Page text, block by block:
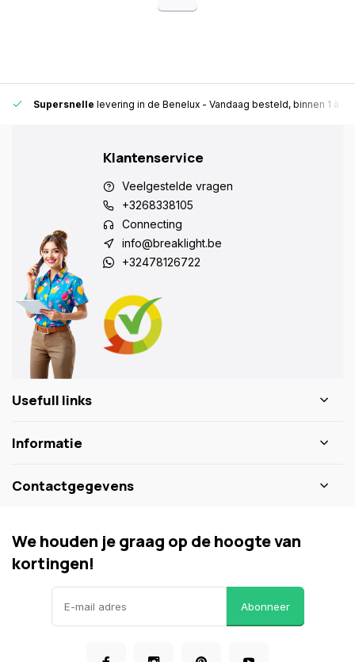
Supersnelle levering in de Benelux - Vandaag besteld, binnen 1 à 2
Klantenservice
Veelgestelde vragen
+3268338105
Connecting
info@breaklight.be
+32478126722
Usefull links
Informatie
Contactgegevens
We houden je graag op de hoogte van
kortingen!
Abonneer